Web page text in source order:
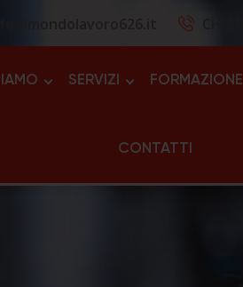
SERVIZI FORMAZIONE
CONTATTI